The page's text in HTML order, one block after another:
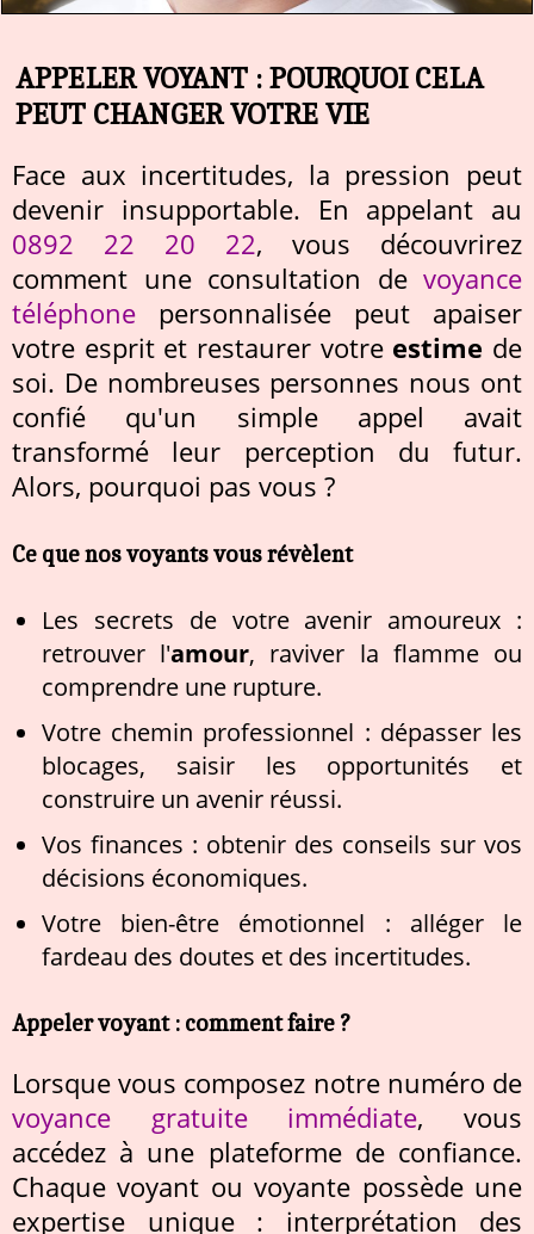
APPELER VOYANT : POURQUOI CELA
PEUT CHANGER VOTRE VIE
Face aux incertitudes, la pression peut
devenir insupportable. En appelant au
0892 22 20 22, vous découvrirez
comment une consultation de voyance
téléphone personnalisée peut apaiser
votre esprit et restaurer votre estime de
soi. De nombreuses personnes nous ont
confié qu'un simple appel avait
transformé leur perception du futur.
Alors, pourquoi pas vous ?
Ce que nos voyants vous révèlent
Les secrets de votre avenir amoureux :
retrouver l'amour, raviver la flamme ou
comprendre une rupture.
Votre chemin professionnel : dépasser les
blocages, saisir les opportunités et
construire un avenir réussi.
Vos finances : obtenir des conseils sur vos
décisions économiques.
Votre bien-être émotionnel : alléger le
fardeau des doutes et des incertitudes.
Appeler voyant : comment faire ?
Lorsque vous composez notre numéro de
voyance gratuite immédiate, vous
accédez à une plateforme de confiance.
Chaque voyant ou voyante possède une
expertise unique : interprétation des